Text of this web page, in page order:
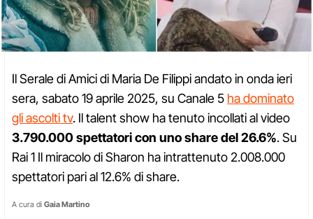
Il Serale di Amici di Maria De Filippi andato in onda ieri
sera, sabato 19 aprile 2025, su Canale 5 ha dominato
gli ascolti tv. Il talent show ha tenuto incollati al video
3.790.000 spettatori con uno share del 26.6%. Su
Rai 1 Il miracolo di Sharon ha intrattenuto 2.008.000
spettatori pari al 12.6% di share.
A cura di Gaia Martino